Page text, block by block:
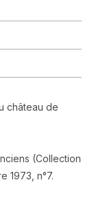
château de
(Collection
1973, n°7.